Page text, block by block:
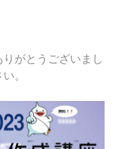
がとうございまし
。